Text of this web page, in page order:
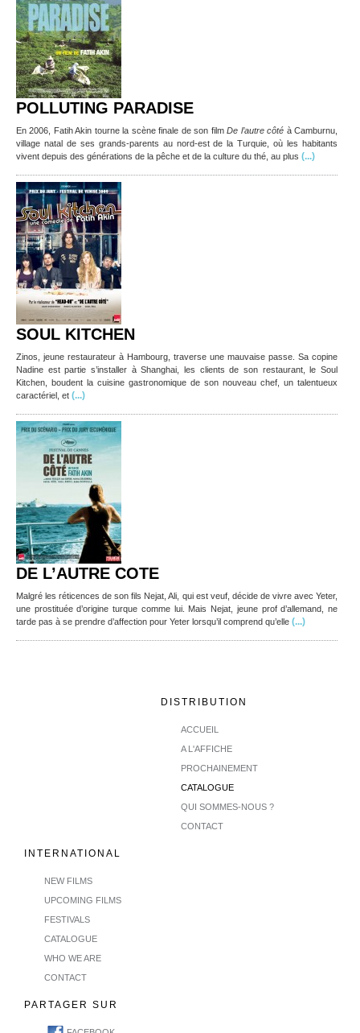
POLLUTING PARADISE
En 2006, Fatih Akin tourne la scène finale de son filmDe l’autre côté à Camburnu,
village natal de ses grands-parents au nord-est de la Turquie, où les habitants
vivent depuis des générations de la pêche et de la culture du thé, au plus (...)
SOUL KITCHEN
Zinos, jeune restaurateur à Hambourg, traverse une mauvaise passe. Sa copine
Nadine est partie s’installer à Shanghai, les clients de son restaurant, le Soul
Kitchen, boudent la cuisine gastronomique de son nouveau chef, un talentueux
caractériel, et (...)
DE L’AUTRE COTE
Malgré les réticences de son fils Nejat, Ali, qui est veuf, décide de vivre avec Yeter,
une prostituée d’origine turque comme lui. Mais Nejat, jeune prof d’allemand, ne
tarde pas à se prendre d’affection pour Yeter lorsqu’il comprend qu’elle (...)
DISTRIBUTION
ACCUEIL
A L'AFFICHE
PROCHAINEMENT
CATALOGUE
QUI SOMMES-NOUS ?
CONTACT
INTERNATIONAL
NEW FILMS
UPCOMING FILMS
FESTIVALS
CATALOGUE
WHO WE ARE
CONTACT
PARTAGER SUR